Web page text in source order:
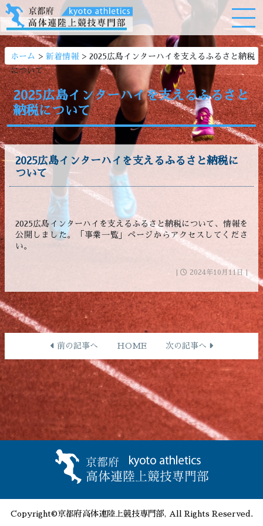
ホーム > 新着情報 > 2025広島インターハイを支えるふるさと納税
について
2025広島インターハイを支えるふるさと
納税について
2025広島インターハイを支えるふるさと納税に
ついて
2025広島インターハイを支えるふるさと納税について、情報を
公開しました。「事業一覧」ページからアクセスしてくださ
い。
2024年10月11日 |
前の記事へ HOME 次の記事へ
Copyright©京都府高体連陸上競技専門部, All Rights Reserved.